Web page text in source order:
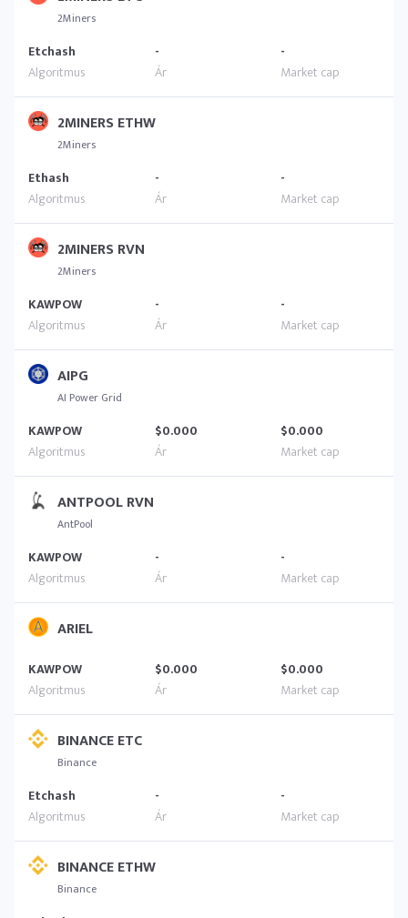
2Miners
Etchash - -
2MINERS ETHW
2Miners
Ethash - -
2MINERS RVN
2Miners
KAWPOW - -
AIPG
AI Power Grid
KAWPOW $0.000 $0.000
ANTPOOL RVN
AntPool
KAWPOW - -
ARIEL
KAWPOW $0.000 $0.000
BINANCE ETC
Binance
Etchash - -
BINANCE ETHW
Binance